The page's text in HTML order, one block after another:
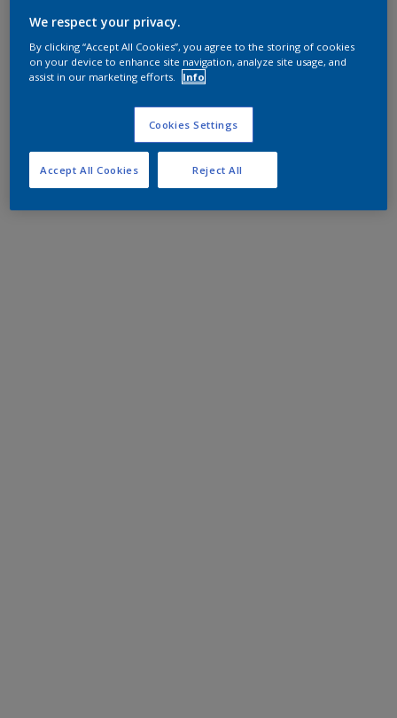
We respect your privacy.
By clicking “Accept All Cookies”, you agree to the storing of cookies
on your device to enhance site navigation, analyze site usage, and
assist in our marketing efforts.
Info
Cookies Settings
Reject All
Accept All Cookies